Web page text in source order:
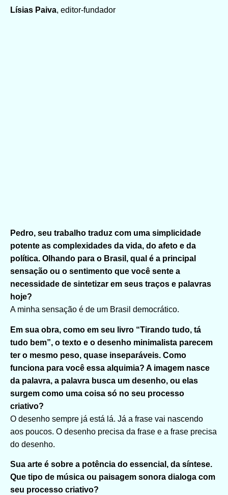
Lísias Paiva, editor-fundador
Pedro, seu trabalho traduz com uma simplicidade
potente as complexidades da vida, do afeto e da
política. Olhando para o Brasil, qual é a principal
sensação ou o sentimento que você sente a
necessidade de sintetizar em seus traços e palavras
hoje?
A minha sensação é de um Brasil democrático.
Em sua obra, como em seu livro “Tirando tudo, tá
tudo bem”, o texto e o desenho minimalista parecem
ter o mesmo peso, quase inseparáveis. Como
funciona para você essa alquimia? A imagem nasce
da palavra, a palavra busca um desenho, ou elas
surgem como uma coisa só no seu processo
criativo?
O desenho sempre já está lá. Já a frase vai nascendo
aos poucos. O desenho precisa da frase e a frase precisa
do desenho.
Sua arte é sobre a potência do essencial, da síntese.
Que tipo de música ou paisagem sonora dialoga com
seu processo criativo?